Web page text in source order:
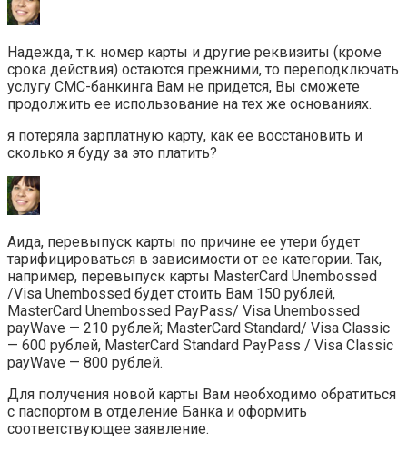
Надежда, т.к. номер карты и другие реквизиты (кроме
срока действия) остаются прежними, то переподключать
услугу СМС-банкинга Вам не придется, Вы сможете
продолжить ее использование на тех же основаниях.
я потеряла зарплатную карту, как ее восстановить и
сколько я буду за это платить?
Аида, перевыпуск карты по причине ее утери будет
тарифицироваться в зависимости от ее категории. Так,
например, перевыпуск карты MasterCard Unembossed
/Visa Unembossed будет стоить Вам 150 рублей,
MasterCard Unembossed PayPass/ Visa Unembossed
payWave — 210 рублей; MasterCard Standard/ Visa Classic
— 600 рублей, MasterCard Standard PayPass / Visa Classic
payWave — 800 рублей.
Для получения новой карты Вам необходимо обратиться
с паспортом в отделение Банка и оформить
соответствующее заявление.